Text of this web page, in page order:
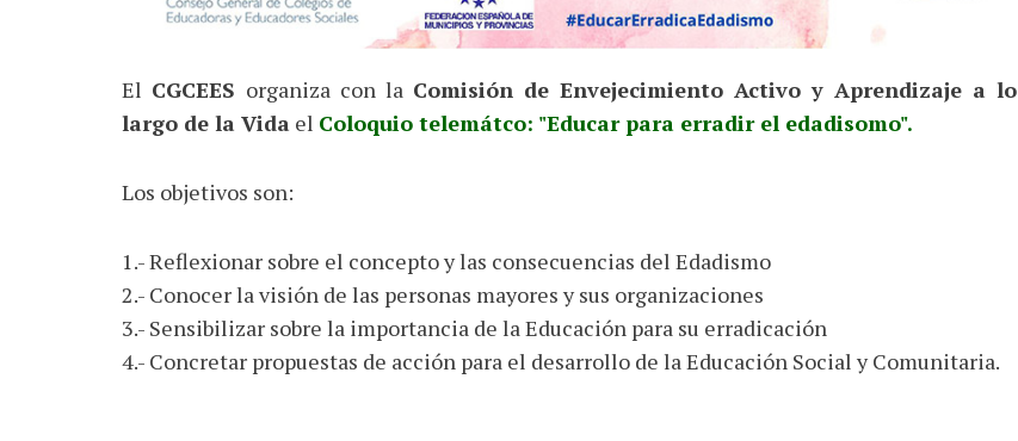
El CGCEES organiza con la Comisión de Envejecimiento Activo y Aprendizaje a lo
largo de la Vida el Coloquio telemátco: "Educar para erradir el edadisomo".
Los objetivos son:
1.- Reflexionar sobre el concepto y las consecuencias del Edadismo
2.- Conocer la visión de las personas mayores y sus organizaciones
3.- Sensibilizar sobre la importancia de la Educación para su erradicación
4.- Concretar propuestas de acción para el desarrollo de la Educación Social y Comunitaria.